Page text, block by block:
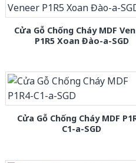
Cửa Gỗ Chống Cháy MDF
P1R5 Xoan Đào-a-SGD
Cửa Gỗ Chống Cháy MDF
C1-a-SGD